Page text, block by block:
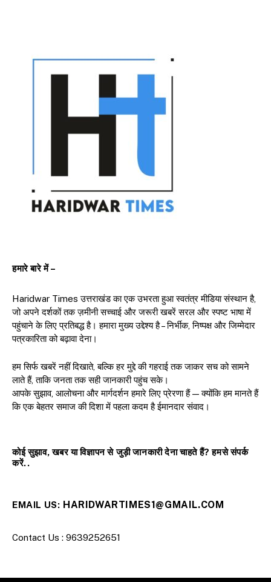
हमारे बारे में –
Haridwar Times उत्तराखंड का एक उभरता हुआ स्वतंत्र मीडिया संस्थान है,
जो अपने दर्शकों तक ज़मीनी सच्चाई और जरूरी खबरें सरल और स्पष्ट भाषा में
पहुंचाने के लिए प्रतिबद्ध है। हमारा मुख्य उद्देश्य है – निर्भीक, निष्पक्ष और जिम्मेदार
पत्रकारिता को बढ़ावा देना।
हम सिर्फ खबरें नहीं दिखाते, बल्कि हर मुद्दे की गहराई तक जाकर सच को सामने
लाते हैं, ताकि जनता तक सही जानकारी पहुंच सके।
आपके सुझाव, आलोचना और मार्गदर्शन हमारे लिए प्रेरणा हैं — क्योंकि हम मानते हैं
कि एक बेहतर समाज की दिशा में पहला कदम है ईमानदार संवाद।
कोई सुझाव, खबर या विज्ञापन से जुड़ी जानकारी देना चाहते हैं? हमसे संपर्क
करें..
EMAIL US: HARIDWARTIMES1@GMAIL.COM
Contact Us : 9639252651